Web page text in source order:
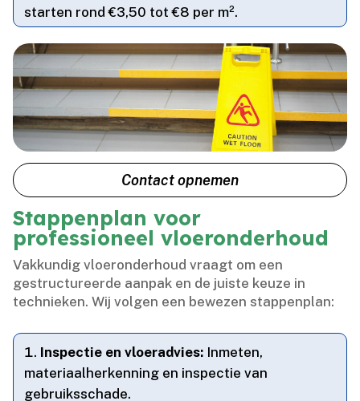
starten rond €3,50 tot €8 per m².​
Contact opnemen
Stappenplan voor
professioneel vloeronderhoud
Vakkundig vloeronderhoud vraagt om een
gestructureerde aanpak en de juiste keuze in
technieken.​ Wij volgen een bewezen stappenplan:
Inspectie en vloeradvies: Inmeten,
materiaalherkenning en inspectie van
gebruiksschade.​